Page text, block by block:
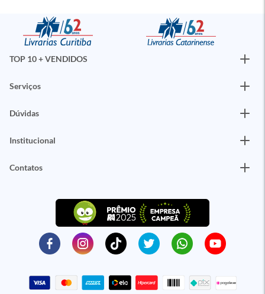
TOP 10 + VENDIDOS
Serviços
Dúvidas
Institucional
Contatos